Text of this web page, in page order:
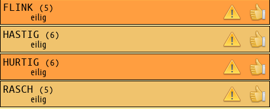
FLINK
(5)
eilig
HASTIG
(6)
eilig
HURTIG
(6)
eilig
RASCH
(5)
eilig